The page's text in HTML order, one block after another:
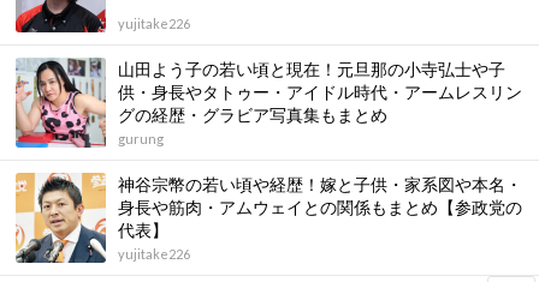
yujitake226
山田よう子の若い頃と現在！元旦那の小寺弘士や子
供・身長やタトゥー・アイドル時代・アームレスリン
グの経歴・グラビア写真集もまとめ
gurung
神谷宗幣の若い頃や経歴！嫁と子供・家系図や本名・
身長や筋肉・アムウェイとの関係もまとめ【参政党の
代表】
yujitake226